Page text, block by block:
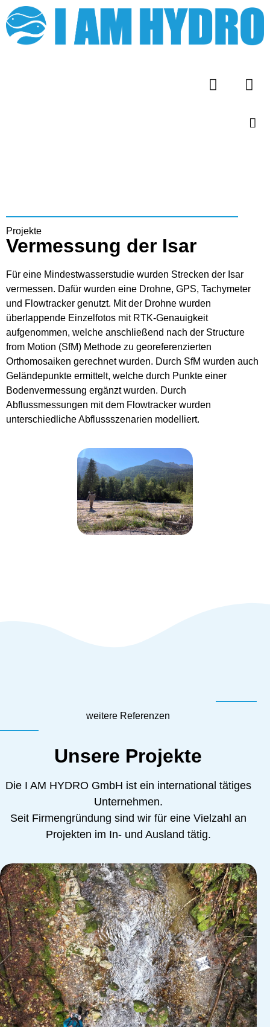
Projekte
Vermessung der Isar
Für eine Mindestwasserstudie wurden Strecken der Isar
vermessen. Dafür wurden eine Drohne, GPS, Tachymeter
und Flowtracker genutzt. Mit der Drohne wurden
überlappende Einzelfotos mit RTK-Genauigkeit
aufgenommen, welche anschließend nach der Structure
from Motion (SfM) Methode zu georeferenzierten
Orthomosaiken gerechnet wurden. Durch SfM wurden auch
Geländepunkte ermittelt, welche durch Punkte einer
Bodenvermessung ergänzt wurden. Durch
Abflussmessungen mit dem Flowtracker wurden
unterschiedliche Abflussszenarien modelliert.
weitere Referenzen
Unsere Projekte
Die I AM HYDRO GmbH ist ein international tätiges
Unternehmen.
Seit Firmengründung sind wir für eine Vielzahl an
Projekten im In- und Ausland tätig.